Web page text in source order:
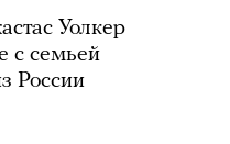
Уолкер
с семьей
России